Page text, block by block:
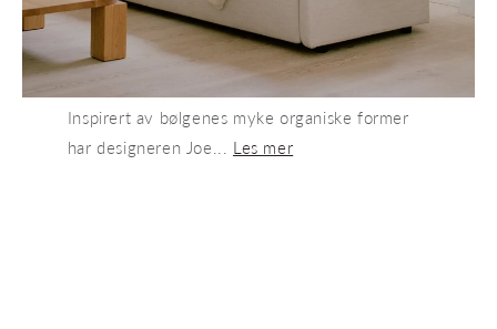
Inspirert av bølgenes myke organiske former
har designeren Joe... Les mer